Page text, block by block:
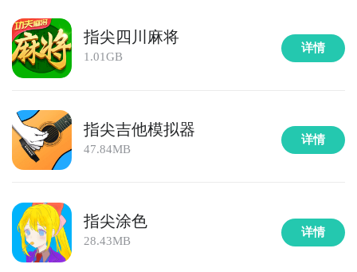
全球好游抢先下
步骤1：在九游开测表中玩家们可以看到当天所有进行开
测的手机游戏，以及最近十天即将进行测试的游戏，有
具体的测试时间以及测试阶段介绍，玩家们可以在这里
步骤2：访问地址>>>手游开测表地址
好了，指尖攻守道公测时间的关注方法就讲到这里，各
指尖四川麻将
1.01GB
详情
指尖吉他模拟器
47.84MB
详情
指尖涂色
28.43MB
详情